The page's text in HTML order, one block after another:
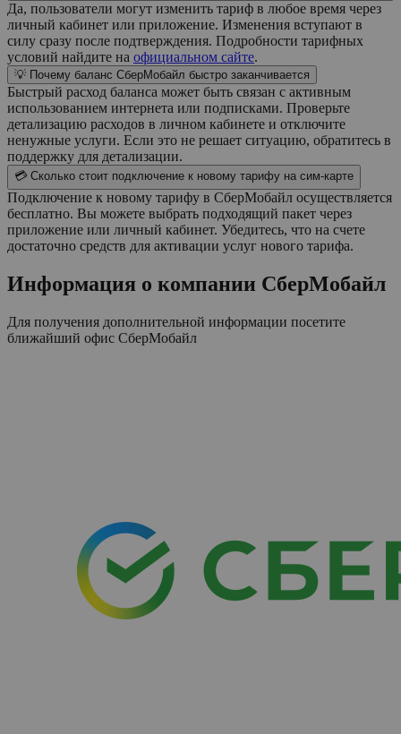
Да, пользователи могут изменить тариф в любое время через
личный кабинет или приложение. Изменения вступают в
силу сразу после подтверждения. Подробности тарифных
условий найдите на официальном сайте.
💡 Почему баланс СберМобайл быстро заканчивается
Быстрый расход баланса может быть связан с активным
использованием интернета или подписками. Проверьте
детализацию расходов в личном кабинете и отключите
ненужные услуги. Если это не решает ситуацию, обратитесь в
поддержку для детализации.
💳 Сколько стоит подключение к новому тарифу на сим-карте
Подключение к новому тарифу в СберМобайл осуществляется
бесплатно. Вы можете выбрать подходящий пакет через
приложение или личный кабинет. Убедитесь, что на счете
достаточно средств для активации услуг нового тарифа.
Информация о компании СберМобайл
Для получения дополнительной информации посетите
ближайший офис СберМобайл